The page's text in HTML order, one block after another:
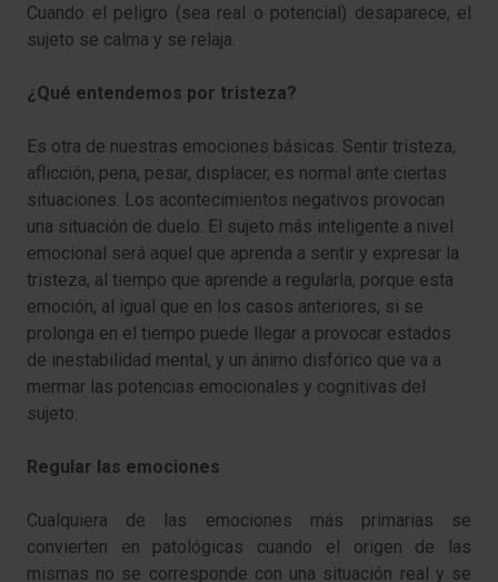
Cuando el peligro (sea real o potencial) desaparece, el
sujeto se calma y se relaja.
¿Qué entendemos por tristeza?
Es otra de nuestras emociones básicas. Sentir tristeza,
aflicción, pena, pesar, displacer, es normal ante ciertas
situaciones. Los acontecimientos negativos provocan
una situación de duelo. El sujeto más inteligente a nivel
emocional será aquel que aprenda a sentir y expresar la
tristeza, al tiempo que aprende a regularla, porque esta
emoción, al igual que en los casos anteriores, si se
prolonga en el tiempo puede llegar a provocar estados
de inestabilidad mental, y un ánimo disfórico que va a
mermar las potencias emocionales y cognitivas del
sujeto.
Regular las emociones
Cualquiera de las emociones más primarias se
convierten en patológicas cuando el origen de las
mismas no se corresponde con una situación real y se